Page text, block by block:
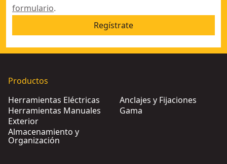
formulario.
Regístrate
Productos
Herramientas Eléctricas
Herramientas Manuales
Exterior
Almacenamiento y
Organización
Anclajes y Fijaciones
Gama